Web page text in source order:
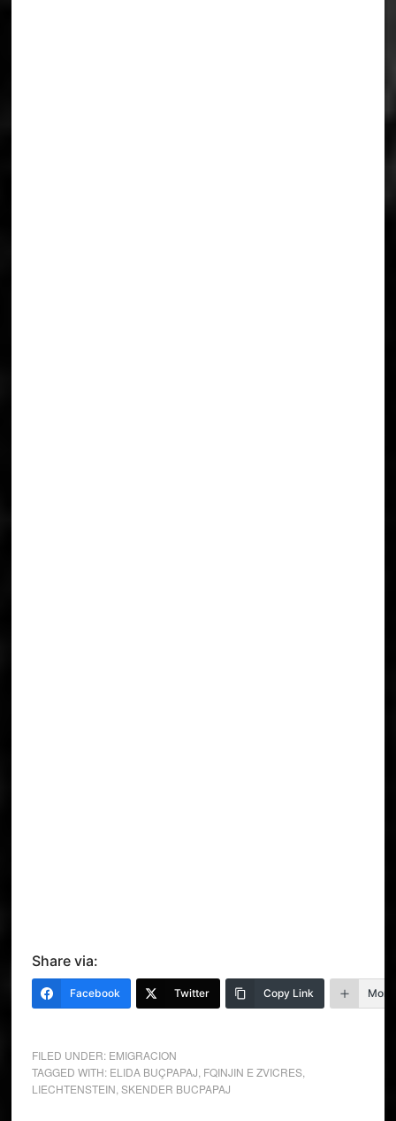
Share via:
Facebook Twitter Copy Link More
FILED UNDER: EMIGRACION
TAGGED WITH: ELIDA BUÇPAPAJ FQINJIN E ZVICRES,
LIECHTENSTEIN SKENDER BUCPAPAJ